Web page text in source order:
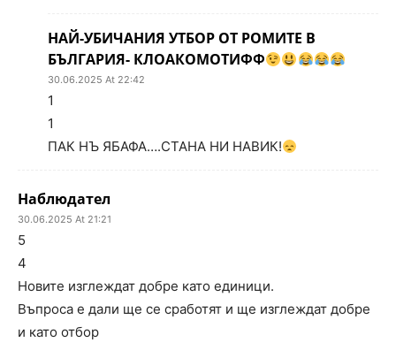
НАЙ-УБИЧАНИЯ УТБОР ОТ РОМИТЕ В
БЪЛГАРИЯ- КЛОАКОМОТИФФ
30.06.2025 At 22:42
1
1
ПАК НЪ ЯБАФА….СТАНА НИ НАВИК!
Наблюдател
30.06.2025 At 21:21
5
4
Новите изглеждат добре като единици.
Въпроса е дали ще се сработят и ще изглеждат добре
и като отбор